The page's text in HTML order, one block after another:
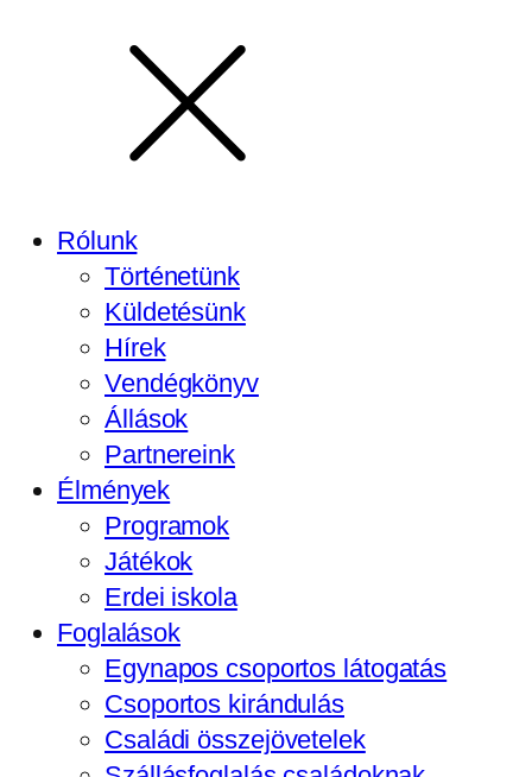
Rólunk
Történetünk
Küldetésünk
Hírek
Vendégkönyv
Állások
Partnereink
Élmények
Programok
Játékok
Erdei iskola
Foglalások
Egynapos csoportos látogatás
Csoportos kirándulás
Családi összejövetelek